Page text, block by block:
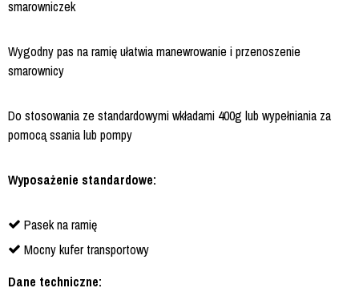
smarowniczek
Wygodny pas na ramię ułatwia manewrowanie i przenoszenie
smarownicy
Do stosowania ze standardowymi wkładami 400g lub wypełniania za
pomocą ssania lub pompy
Wyposażenie standardowe:
Pasek na ramię
Mocny kufer transportowy
Dane techniczne: